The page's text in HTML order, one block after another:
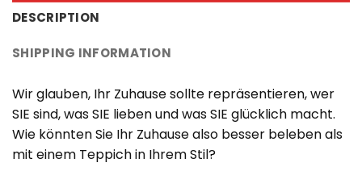
DESCRIPTION
SHIPPING INFORMATION
Wir glauben, Ihr Zuhause sollte repräsentieren, wer
SIE sind, was SIE lieben und was SIE glücklich macht.
Wie könnten Sie Ihr Zuhause also besser beleben als
mit einem Teppich in Ihrem Stil?